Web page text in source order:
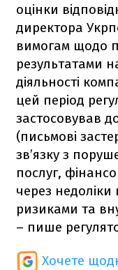
оцінки
директора
вимогам щодо
результатами
діяльності
цей період
застосовував
(письмові
зв’язку з
послуг,
через недоліки
ризиками та
– пише
Хочете